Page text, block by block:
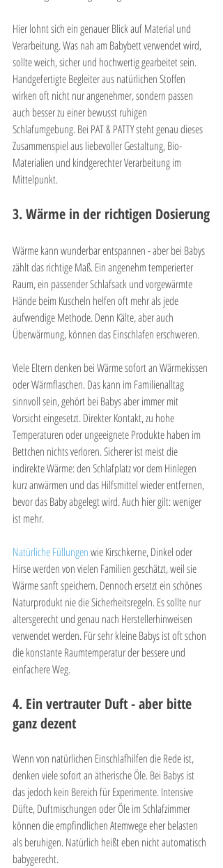
Hier lohnt sich ein genauer Blick auf Material und
Verarbeitung. Was nah am Babybett verwendet wird,
sollte weich, sicher und hochwertig gearbeitet sein.
Handgefertigte Begleiter aus natürlichen Stoffen
wirken oft nicht nur angenehmer, sondern passen
auch besser zu einer bewusst ruhigen
Schlafumgebung. Bei PAT & PATTY steht genau dieses
Zusammenspiel aus liebevoller Gestaltung, Bio-
Materialien und kindgerechter Verarbeitung im
Mittelpunkt.
3. Wärme in der richtigen Dosierung
Wärme kann wunderbar entspannen - aber bei Babys
zählt das richtige Maß. Ein angenehm temperierter
Raum, ein passender Schlafsack und vorgewärmte
Hände beim Kuscheln helfen oft mehr als jede
aufwendige Methode. Denn Kälte, aber auch
Überwärmung, können das Einschlafen erschweren.
Viele Eltern denken bei Wärme sofort an Wärmekissen
oder Wärmflaschen. Das kann im Familienalltag
sinnvoll sein, gehört bei Babys aber immer mit
Vorsicht eingesetzt. Direkter Kontakt, zu hohe
Temperaturen oder ungeeignete Produkte haben im
Bettchen nichts verloren. Sicherer ist meist die
indirekte Wärme: den Schlafplatz vor dem Hinlegen
kurz anwärmen und das Hilfsmittel wieder entfernen,
bevor das Baby abgelegt wird. Auch hier gilt: weniger
ist mehr.
Natürliche Füllungen wie Kirschkerne, Dinkel oder
Hirse werden von vielen Familien geschätzt, weil sie
Wärme sanft speichern. Dennoch ersetzt ein schönes
Naturprodukt nie die Sicherheitsregeln. Es sollte nur
altersgerecht und genau nach Herstellerhinweisen
verwendet werden. Für sehr kleine Babys ist oft schon
die konstante Raumtemperatur der bessere und
einfachere Weg.
4. Ein vertrauter Duft - aber bitte
ganz dezent
Wenn von natürlichen Einschlafhilfen die Rede ist,
denken viele sofort an ätherische Öle. Bei Babys ist
das jedoch kein Bereich für Experimente. Intensive
Düfte, Duftmischungen oder Öle im Schlafzimmer
können die empfindlichen Atemwege eher belasten
als beruhigen. Natürlich heißt eben nicht automatisch
babygerecht.